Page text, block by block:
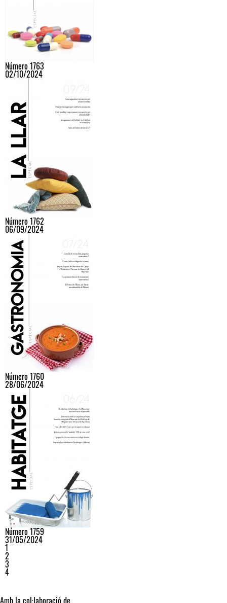
Número 1763
02/10/2024
Número 1762
06/09/2024
Número 1760
28/06/2024
Número 1759
31/05/2024
1
2
3
4
Amb la col·laboració de